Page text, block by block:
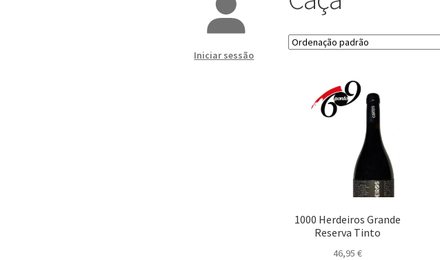
1000 Herdeiros Grande
Reserva Tinto
46,95€
Iniciar sessão